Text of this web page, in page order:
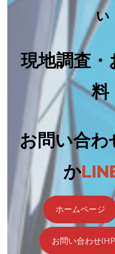
い
現地調査・
料
お問い合わ
か
ホームページ
お問い合わせ